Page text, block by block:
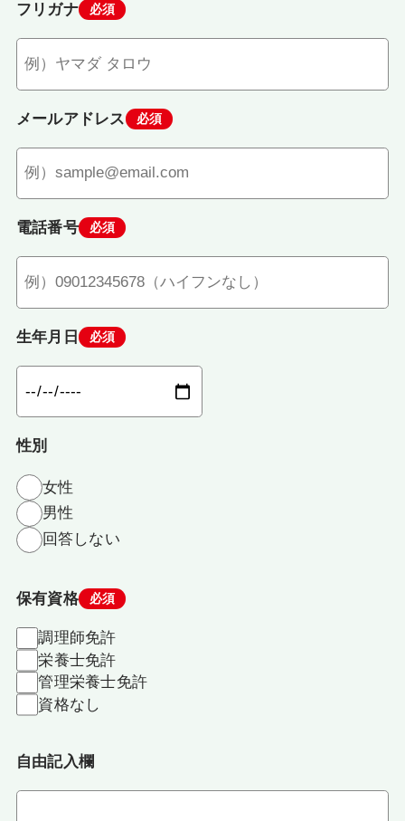
フリガナ 必須
メールアドレス 必須
電話番号 必須
生年月日 必須
性別
女性
男性
回答しない
保有資格 必須
調理師免許
栄養士免許
管理栄養士免許
資格なし
自由記入欄